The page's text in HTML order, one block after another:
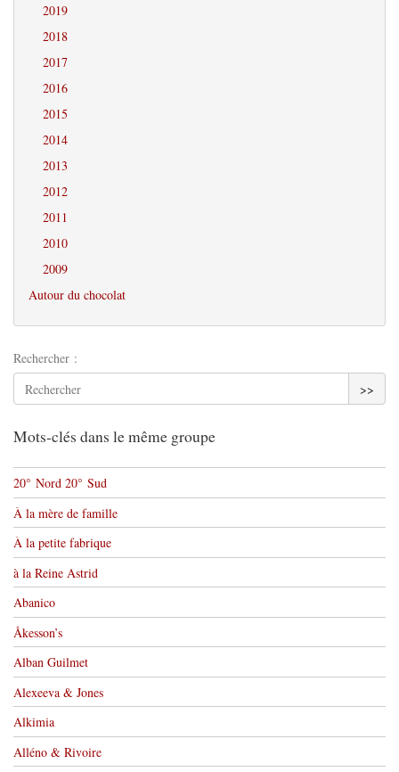
2019
2018
2017
2016
2015
2014
2013
2012
2011
2010
2009
Autour du chocolat
Rechercher :
>>
Mots-clés dans le même groupe
20° Nord 20° Sud
À la mère de famille
À la petite fabrique
à la Reine Astrid
Abanico
Åkesson’s
Alban Guilmet
Alexeeva & Jones
Alkimia
Alléno & Rivoire